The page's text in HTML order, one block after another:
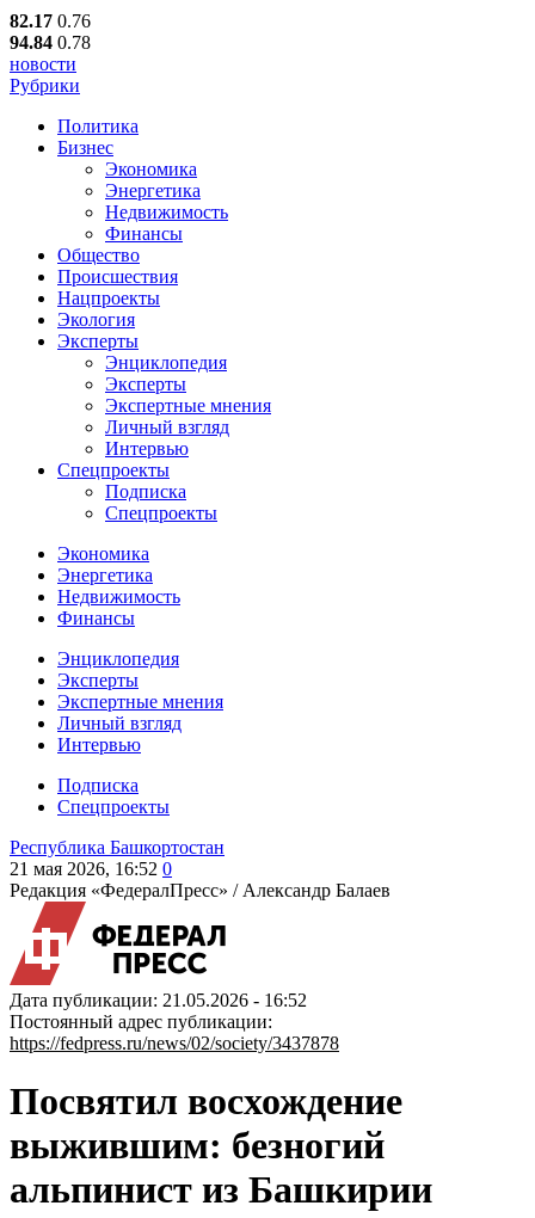
82.17 0.76
94.84 0.78
новости
Рубрики
Политика
Бизнес
Экономика
Энергетика
Недвижимость
Финансы
Общество
Происшествия
Нацпроекты
Экология
Эксперты
Энциклопедия
Эксперты
Экспертные мнения
Личный взгляд
Интервью
Спецпроекты
Подписка
Спецпроекты
Экономика
Энергетика
Недвижимость
Финансы
Энциклопедия
Эксперты
Экспертные мнения
Личный взгляд
Интервью
Подписка
Спецпроекты
Республика Башкортостан
21 мая 2026, 16:52 0
Редакция «ФедералПресс» / Александр Балаев
Дата публикации: 21.05.2026 - 16:52
Постоянный адрес публикации:
https://fedpress.ru/news/02/society/3437878
Посвятил восхождение
выжившим: безногий
альпинист из Башкирии